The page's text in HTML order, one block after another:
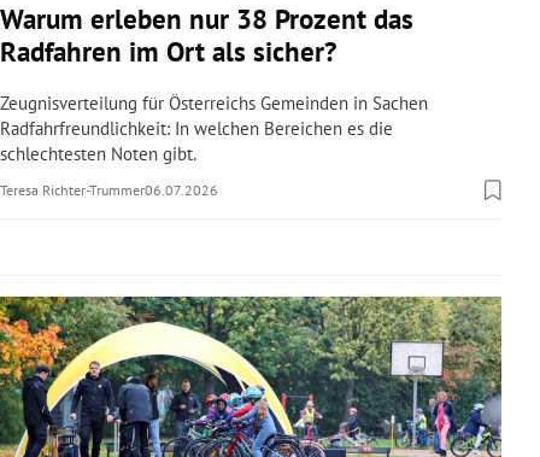
Untermenü
Untermenü
Untermenü
Untermenü
Untermenü
Warum erleben nur 38 Prozent das
Radfahren im Ort als sicher?
Zeugnisverteilung für Österreichs Gemeinden in Sachen
Radfahrfreundlichkeit: In welchen Bereichen es die
schlechtesten Noten gibt.
Teresa Richter-Trummer06.07.2026